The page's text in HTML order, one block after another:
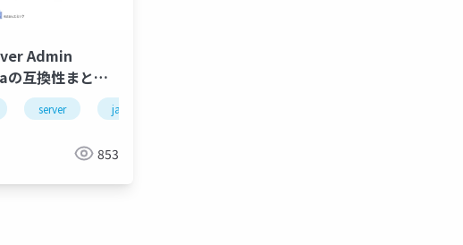
Admin
互換性まとめ
server java
853